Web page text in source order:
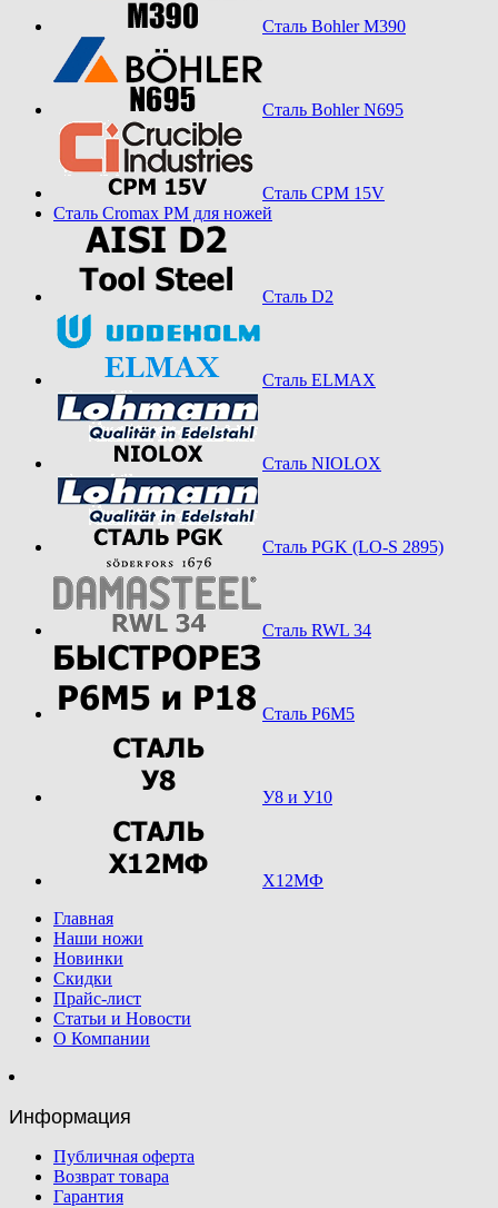
Сталь Bohler M390
Сталь Bohler N695
Сталь CPM 15V
Сталь Cromax PM для ножей
Сталь D2
Сталь ELMAX
Сталь NIOLOX
Сталь PGK (LO-S 2895)
Сталь RWL 34
Сталь Р6М5
У8 и У10
Х12МФ
Главная
Наши ножи
Новинки
Скидки
Прайс-лист
Статьи и Новости
О Компании
Информация
Публичная оферта
Возврат товара
Гарантия